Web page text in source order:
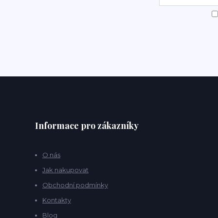
Informace pro zákazníky
O nás
Jak nakupovat
Obchodní podmínky
Kontakty
Blog